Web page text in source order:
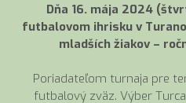
Dňa 16. mája 2024
futbalovom ihrisku v
mladších žiakov –
Poriadateľom turnaja pre
futbalový zväz. Výber